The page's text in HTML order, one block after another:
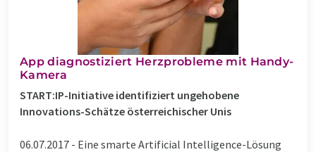
App diagnostiziert Herzprobleme mit Handy-
Kamera
START:IP-Initiative identifiziert ungehobene
Innovations-Schätze österreichischer Unis
06.07.2017 - Eine smarte Artificial Intelligence-Lösung